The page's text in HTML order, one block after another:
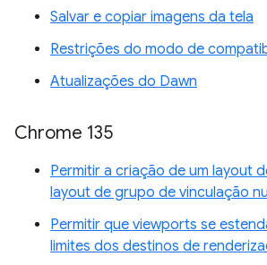
Salvar e copiar imagens da tela
Restrições do modo de
Atualizações do Dawn
Chrome 135
Permitir a criação de um layout
layout de grupo de vinculação
Permitir que viewports se
limites dos destinos de